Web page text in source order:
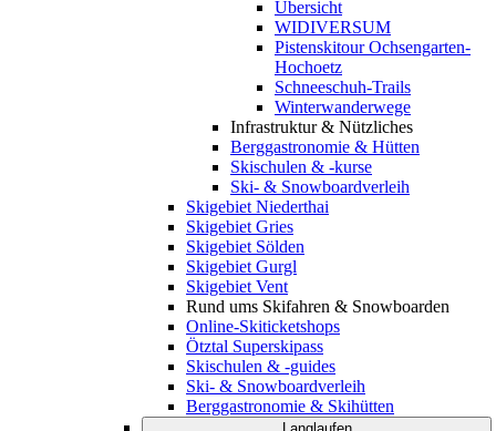
Übersicht
WIDIVERSUM
Pistenskitour Ochsengarten-
Hochoetz
Schneeschuh-Trails
Winterwanderwege
Infrastruktur & Nützliches
Berggastronomie & Hütten
Skischulen & -kurse
Ski- & Snowboardverleih
Skigebiet Niederthai
Skigebiet Gries
Skigebiet Sölden
Skigebiet Gurgl
Skigebiet Vent
Rund ums Skifahren & Snowboarden
Online-Skiticketshops
Ötztal Superskipass
Skischulen & -guides
Ski- & Snowboardverleih
Berggastronomie & Skihütten